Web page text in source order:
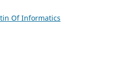
Of Informatics